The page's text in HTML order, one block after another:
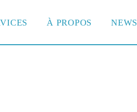
À PROPOS NEWS